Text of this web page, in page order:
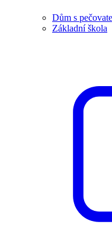
Dům s
Základní škola